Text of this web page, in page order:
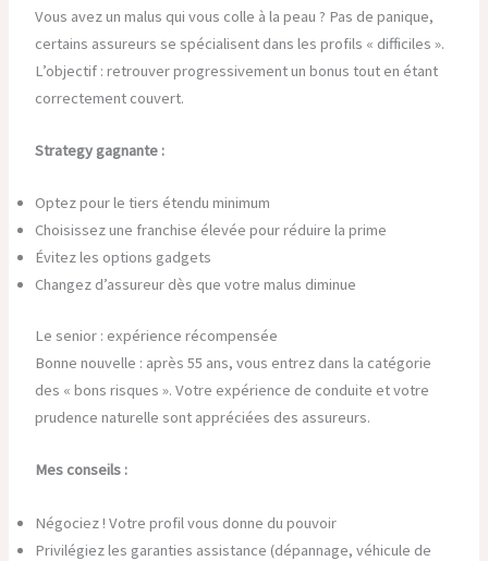
Vous avez un malus qui vous colle à la peau ? Pas de panique,
certains assureurs se spécialisent dans les profils « difficiles ».
L’objectif : retrouver progressivement un bonus tout en étant
correctement couvert.
Strategy gagnante :
Optez pour le tiers étendu minimum
Choisissez une franchise élevée pour réduire la prime
Évitez les options gadgets
Changez d’assureur dès que votre malus diminue
Le senior : expérience récompensée
Bonne nouvelle : après 55 ans, vous entrez dans la catégorie
des « bons risques ». Votre expérience de conduite et votre
prudence naturelle sont appréciées des assureurs.
Mes conseils :
Négociez ! Votre profil vous donne du pouvoir
Privilégiez les garanties assistance (dépannage, véhicule de